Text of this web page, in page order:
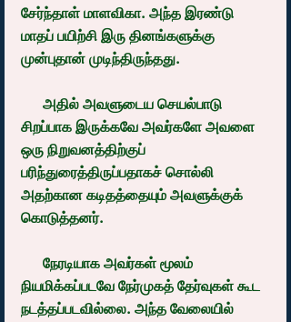
சேர்ந்தாள் மாளவிகா. அந்த இரண்டு
மாதப் பயிற்சி இரு தினங்களுக்கு
முன்புதான் முடிந்திருந்தது.
சிறப்பாக இருக்கவே அவர்களே அவளை
ஒரு நிறுவனத்திற்குப்
பரிந்துரைத்திருப்பதாகச் சொல்லி
அதற்கான கடிதத்தையும் அவளுக்குக்
கொடுத்தனர்.
நியமிக்கப்படவே நேர்முகத் தேர்வுகள் கூட
நடத்தப்படவில்லை. அந்த வேலையில்